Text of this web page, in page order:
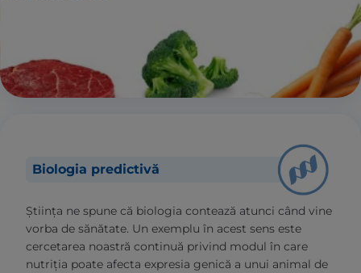
Biologia predictivă
Știința ne spune că biologia contează atunci când vine
vorba de sănătate. Un exemplu în acest sens este
cercetarea noastră continuă privind modul în care
nutriția poate afecta expresia genică a unui animal de